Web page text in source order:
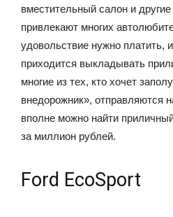
вместительный салон и
привлекают многих
удовольствие нужно платить,
приходится выкладывать
многие из тех, кто хочет
внедорожник», отправляются
вполне можно найти
за миллион рублей.
Ford EcoSport